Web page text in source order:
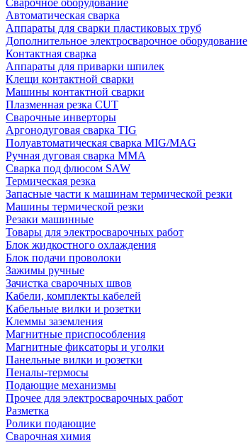
Сварочное оборудование
Автоматическая сварка
Аппараты для сварки пластиковых труб
Дополнительное электросварочное оборудование
Контактная сварка
Аппараты для приварки шпилек
Клещи контактной сварки
Машины контактной сварки
Плазменная резка CUT
Сварочные инверторы
Аргонодуговая сварка TIG
Полуавтоматическая сварка MIG/MAG
Ручная дуговая сварка MMA
Сварка под флюсом SAW
Термическая резка
Запасные части к машинам термической резки
Машины термической резки
Резаки машинные
Товары для электросварочных работ
Блок жидкостного охлаждения
Блок подачи проволоки
Зажимы ручные
Зачистка сварочных швов
Кабели, комплекты кабелей
Кабельные вилки и розетки
Клеммы заземления
Магнитные приспособления
Магнитные фиксаторы и уголки
Панельные вилки и розетки
Пеналы-термосы
Подающие механизмы
Прочее для электросварочных работ
Разметка
Ролики подающие
Сварочная химия